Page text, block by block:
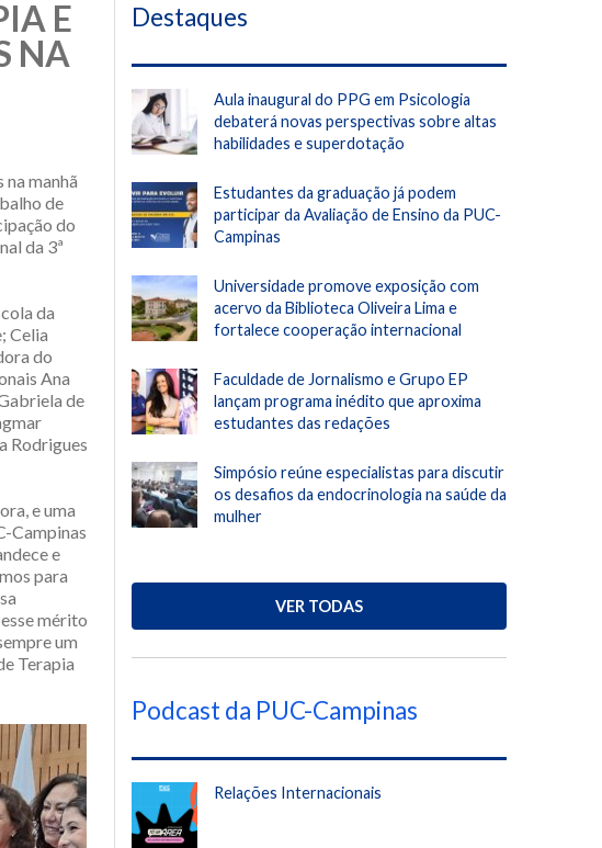
E
NA
manhã
de
do
da 3ª
da
Celia
do
Ana
de
Rodrigues
e uma
Campinas
e
para
mérito
um
Terapia
Destaques
Aula inaugural do PPG em Psicologia
debaterá novas perspectivas sobre altas
habilidades e superdotação
Estudantes da graduação já podem
participar da Avaliação de Ensino da PUC-
Campinas
Universidade promove exposição com
acervo da Biblioteca Oliveira Lima e
fortalece cooperação internacional
Faculdade de Jornalismo e Grupo EP
lançam programa inédito que aproxima
estudantes das redações
Simpósio reúne especialistas para discutir
os desafios da endocrinologia na saúde da
mulher
VER TODAS
Podcast da PUC-Campinas
Relações Internacionais